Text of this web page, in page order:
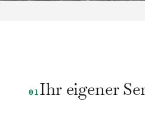
01Ihr eigener